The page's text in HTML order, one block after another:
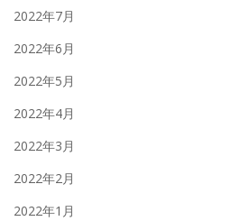
2022年7月
2022年6月
2022年5月
2022年4月
2022年3月
2022年2月
2022年1月